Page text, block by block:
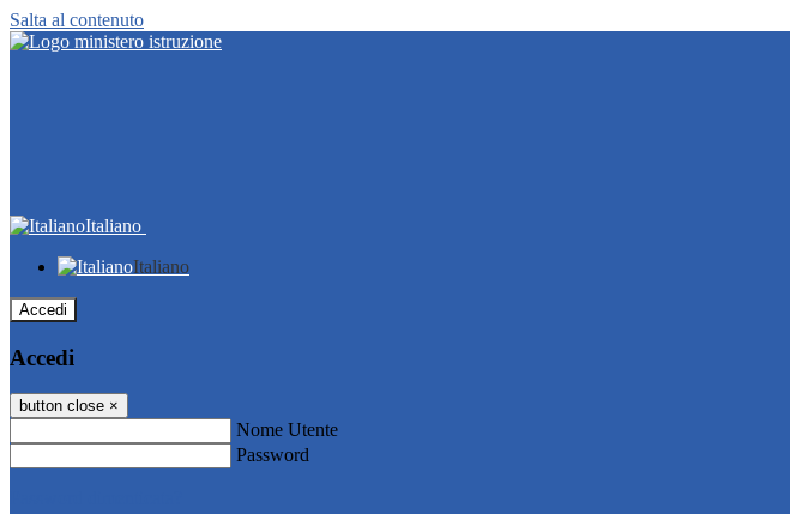
Salta al contenuto
Italiano
Italiano
Accedi
Accedi
button close ×
Nome Utente
Password